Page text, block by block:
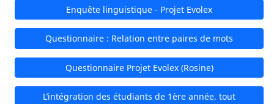
Enquête linguistique - Projet Evolex
Questionnaire : Relation entre paires de mots
Questionnaire Projet Evolex (Rosine)
L’intégration des étudiants de 1ère année, tout